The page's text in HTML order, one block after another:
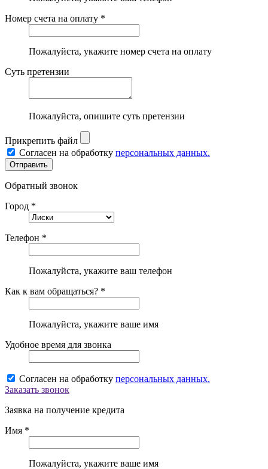
Номер счета на оплату *
Пожалуйста, укажите номер счета на оплату
Суть претензии
Пожалуйста, опишите суть претензии
Прикрепить файл
Согласен на обработку персональных данных.
Обратный звонок
Город *
Телефон *
Пожалуйста, укажите ваш телефон
Как к вам обращаться? *
Пожалуйста, укажите ваше имя
Удобное время для звонка
Согласен на обработку персональных данных.
Заказать звонок
Заявка на получение кредита
Имя *
Пожалуйста, укажите ваше имя